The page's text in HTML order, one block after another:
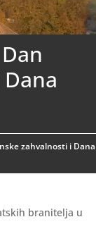
zahvalnosti i Dana
branitelja u